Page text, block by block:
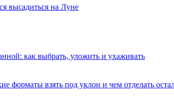
высадиться на Луне
как выбрать, уложить и ухаживать
форматы взять под уклон и чем отделать